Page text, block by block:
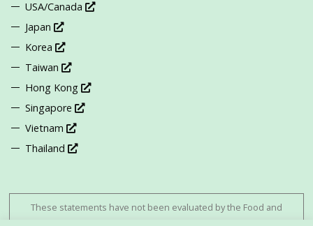
USA/Canada
Japan
Korea
Taiwan
Hong Kong
Singapore
Vietnam
Thailand
These statements have not been evaluated by the Food and